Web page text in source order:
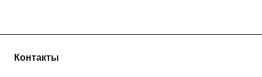
Контакты